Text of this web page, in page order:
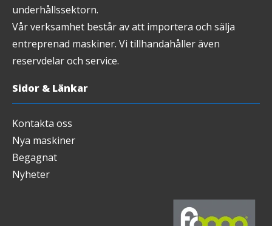
underhållssektorn.
Vår verksamhet består av att importera och sälja
entreprenad maskiner. Vi tillhandahåller även
reservdelar och service.
Sidor & Länkar
Kontakta oss
Nya maskiner
Begagnat
Nyheter